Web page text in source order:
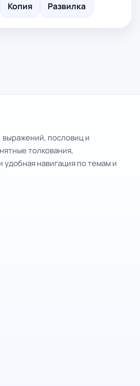
Копия Развилка
пословиц и
толкования,
навигация по темам и